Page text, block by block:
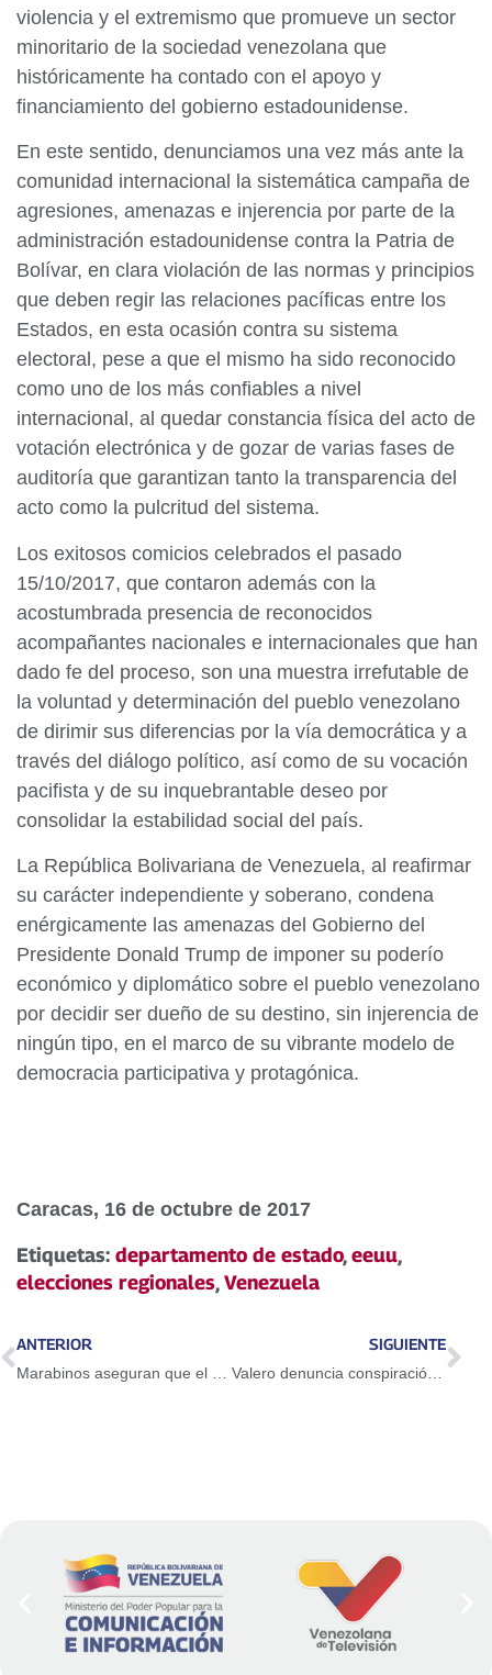
violencia y el extremismo que promueve un sector
minoritario de la sociedad venezolana que
históricamente ha contado con el apoyo y
financiamiento del gobierno estadounidense.
En este sentido, denunciamos una vez más ante la
comunidad internacional la sistemática campaña de
agresiones, amenazas e injerencia por parte de la
administración estadounidense contra la Patria de
Bolívar, en clara violación de las normas y principios
que deben regir las relaciones pacíficas entre los
Estados, en esta ocasión contra su sistema
electoral, pese a que el mismo ha sido reconocido
como uno de los más confiables a nivel
internacional, al quedar constancia física del acto de
votación electrónica y de gozar de varias fases de
auditoría que garantizan tanto la transparencia del
acto como la pulcritud del sistema.
Los exitosos comicios celebrados el pasado
15/10/2017, que contaron además con la
acostumbrada presencia de reconocidos
acompañantes nacionales e internacionales que han
dado fe del proceso, son una muestra irrefutable de
la voluntad y determinación del pueblo venezolano
de dirimir sus diferencias por la vía democrática y a
través del diálogo político, así como de su vocación
pacifista y de su inquebrantable deseo por
consolidar la estabilidad social del país.
La República Bolivariana de Venezuela, al reafirmar
su carácter independiente y soberano, condena
enérgicamente las amenazas del Gobierno del
Presidente Donald Trump de imponer su poderío
económico y diplomático sobre el pueblo venezolano
por decidir ser dueño de su destino, sin injerencia de
ningún tipo, en el marco de su vibrante modelo de
democracia participativa y protagónica.
Caracas, 16 de octubre de 2017
Etiquetas: departamento de estado,eeuu,
elecciones regionales,Venezuela
ANTERIOR SIGUIENTE
Valero denuncia conspiración imperialista contra Venezuela